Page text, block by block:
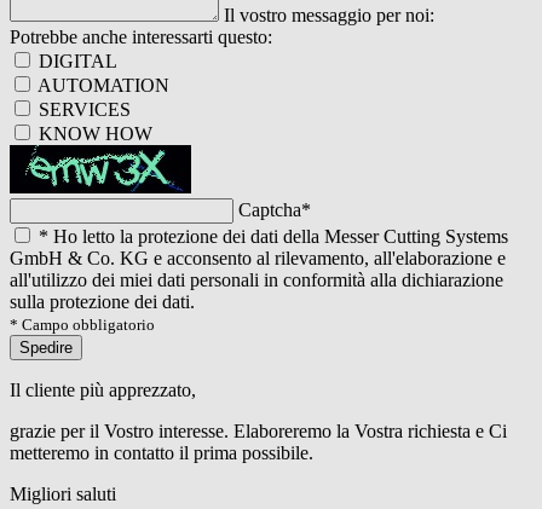
Il vostro messaggio per noi:
Potrebbe anche interessarti questo:
DIGITAL
AUTOMATION
SERVICES
KNOW HOW
Captcha*
* Ho letto la protezione dei dati della Messer Cutting Systems
GmbH & Co. KG e acconsento al rilevamento, all'elaborazione e
all'utilizzo dei miei dati personali in conformità alla dichiarazione
sulla protezione dei dati.
* Campo obbligatorio
Spedire
Il cliente più apprezzato,
grazie per il Vostro interesse. Elaboreremo la Vostra richiesta e Ci
metteremo in contatto il prima possibile.
Migliori saluti